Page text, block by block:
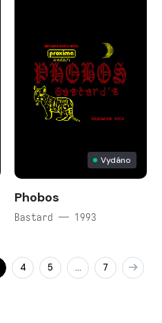
Vydáno
Phobos
Bastard — 1993
4 5 … 7